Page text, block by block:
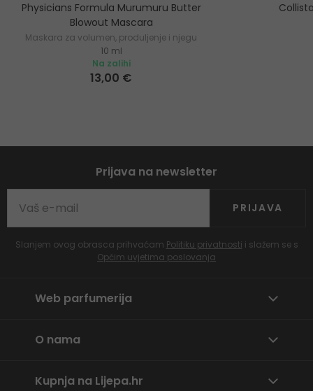
Physicians Formula Murumuru Butter
Blowout Mascara
Maskara za volumen, produljenje i njegu
trepavica
10 ml
Na zalihi
13,00 €
Prijava na newsletter
PRIJAVA
Slanjem ovog obrasca prihvaćam Politiku privatnosti i slažem se s
Općim uvjetima poslovanja
Web parfumerija
O nama
Kupnja na Lijepa.hr